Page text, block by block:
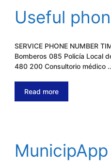
Useful
SERVICE PHONE NUMBER
Bomberos 085 Policía Local
480 200 Consultorio médico
Read more
MunicipApp